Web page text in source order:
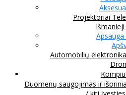
Projektoriai
Automobilių elektronika
Duomenų saugojimas ir
/ kiti